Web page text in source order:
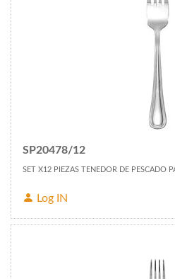
SP20478/12
SET X12 PIEZAS TENEDOR DE PESCADO
Log IN